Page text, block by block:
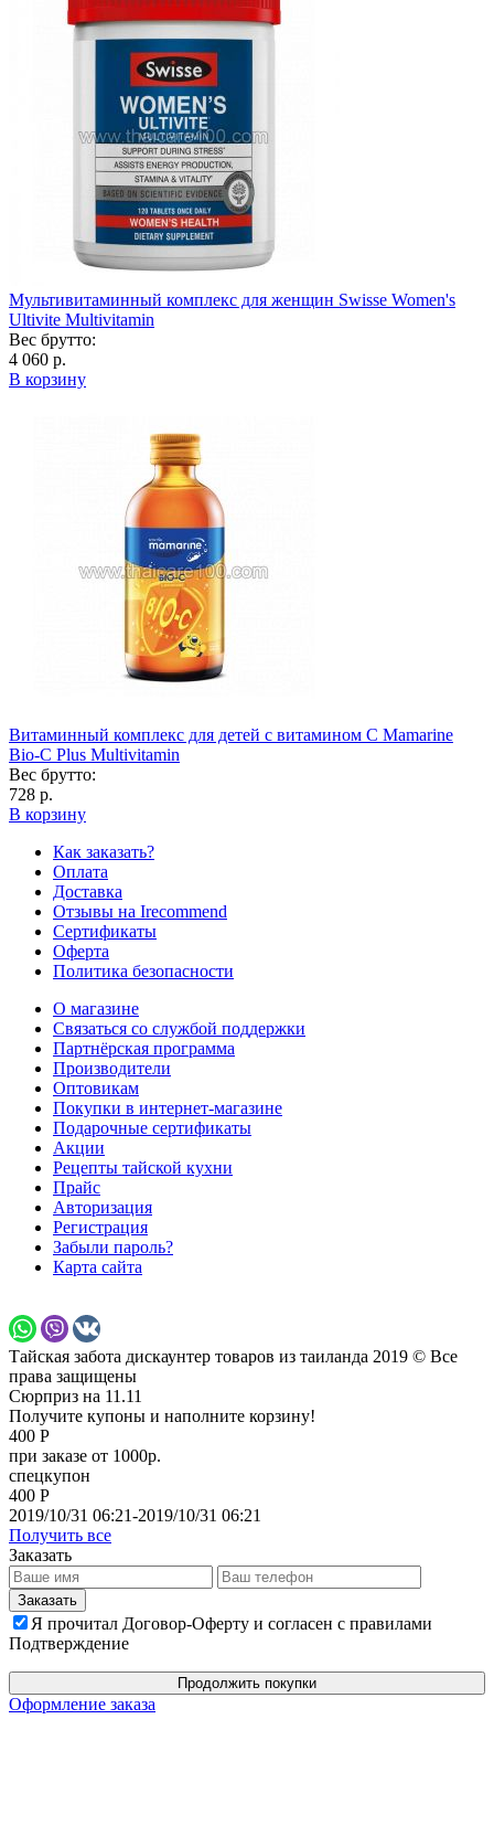
Мультивитаминный комплекс для женщин Swisse Women's
Ultivite Multivitamin
Вес брутто:
4 060 р.
В корзину
Витаминный комплекс для детей с витамином С Mamarine
Bio-C Plus Multivitamin
Вес брутто:
728 р.
В корзину
Как заказать?
Оплата
Доставка
Отзывы на Irecommend
Сертификаты
Оферта
Политика безопасности
О магазине
Связаться со службой поддержки
Партнёрская программа
Производители
Оптовикам
Покупки в интернет-магазине
Подарочные сертификаты
Акции
Рецепты тайской кухни
Прайс
Авторизация
Регистрация
Забыли пароль?
Карта сайта
Тайская забота дискаунтер товаров из таиланда 2019 © Все
права защищены
Сюрприз на 11.11
Получите купоны и наполните корзину!
400 Р
при заказе от 1000р.
спецкупон
400 Р
2019/10/31 06:21-2019/10/31 06:21
Получить все
Заказать
Я прочитал Договор-Оферту и согласен с правилами
Подтверждение
Продолжить покупки
Оформление заказа